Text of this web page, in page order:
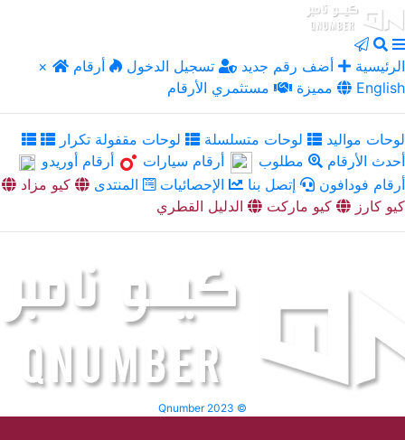
× الرئيسية أضف رقم جديد تسجيل الدخول
أرقام
مميزة
مستثمري الأرقام English
لوحات مواليد لوحات متسلسلة
لوحات مقفولة تكرار
أحدث الأرقام
مطلوب أرقام سيارات
أرقام أوريدو
أرقام فودافون
إتصل بنا الإحصائيات المنتدى
كيو مزاد
كيو كارز
كيو ماركت الدليل القطري
Qnumber 2023 ©